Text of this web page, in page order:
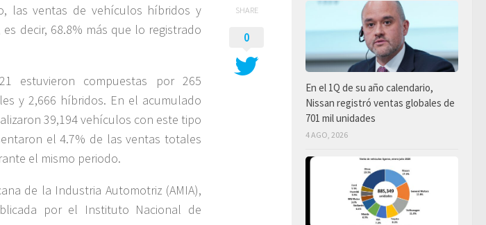
las ventas de vehículos híbridos y
decir, 68.8% más que lo registrado
estuvieron compuestas por 265
y 2,666 híbridos. En el acumulado
39,194 vehículos con este tipo
el 4.7% de las ventas totales
el mismo periodo.
de la Industria Automotriz (AMIA),
por el Instituto Nacional de
SHARE
0
En el 1Q de su año calendario,
Nissan registró ventas globales de
701 mil unidades
4 AGO, 2026